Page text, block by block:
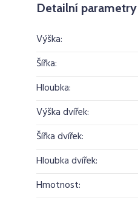
Detailní parametry
Výška:
Šířka:
Hloubka:
Výška dvířek:
Šířka dvířek:
Hloubka dvířek:
Hmotnost: